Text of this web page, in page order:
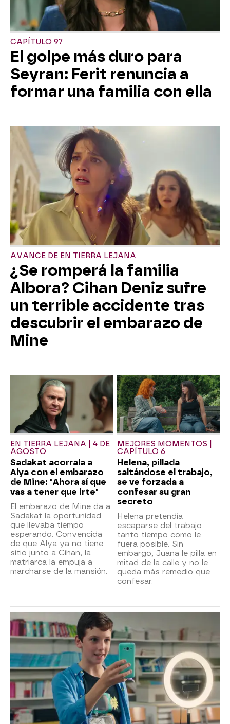
CAPÍTULO 97
El golpe más duro para
Seyran: Ferit renuncia a
formar una familia con ella
AVANCE DE EN TIERRA LEJANA
¿Se romperá la familia
Albora? Cihan Deniz sufre
un terrible accidente tras
descubrir el embarazo de
Mine
EN TIERRA LEJANA | 4 DE
AGOSTO
Sadakat acorrala a
Alya con el embarazo
de Mine: "Ahora sí que
vas a tener que irte"
El embarazo de Mine da a
Sadakat la oportunidad
que llevaba tiempo
esperando. Convencida
de que Alya ya no tiene
sitio junto a Cihan, la
matriarca la empuja a
marcharse de la mansión.
MEJORES MOMENTOS |
CAPÍTULO 6
Helena, pillada
saltándose el trabajo,
se ve forzada a
confesar su gran
secreto
Helena pretendía
escaparse del trabajo
tanto tiempo como le
fuera posible. Sin
embargo, Juana le pilla en
mitad de la calle y no le
queda más remedio que
confesar.